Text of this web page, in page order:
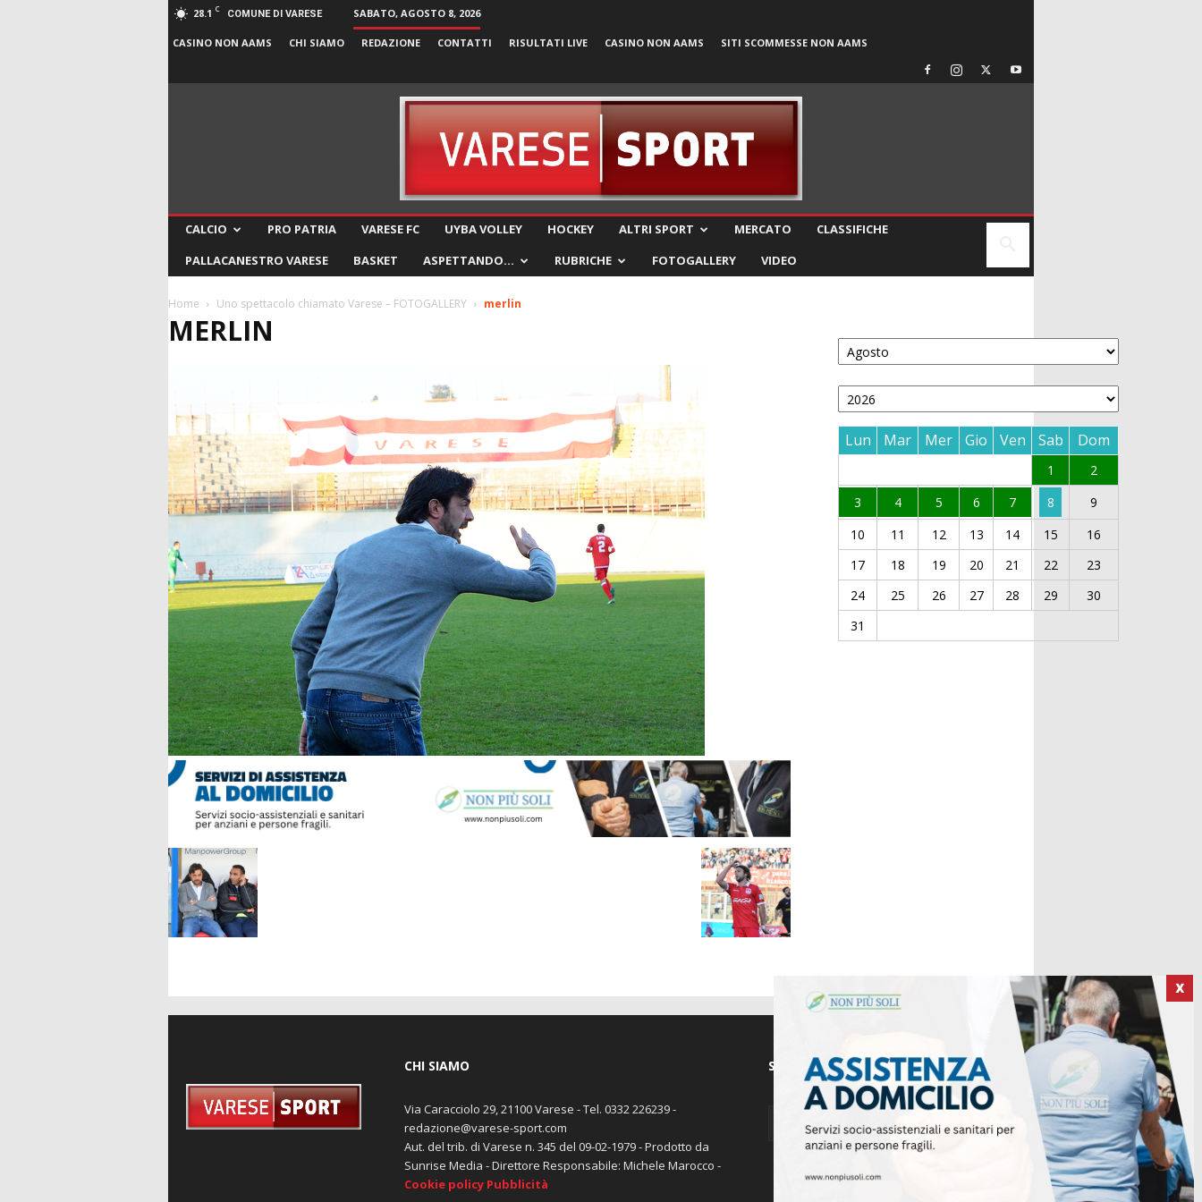
28.1 C COMUNE DI VARESE SABATO, AGOSTO 8, 2026
CASINO NON AAMS CHI SIAMO REDAZIONE CONTATTI RISULTATI LIVE CASINO NON AAMS SITI SCOMMESSE NON AAMS
CALCIO PRO PATRIA VARESE FC UYBA VOLLEY HOCKEY ALTRI SPORT MERCATO
CLASSIFICHE
PALLACANESTRO VARESE
BASKET ASPETTANDO… RUBRICHE FOTOGALLERY VIDEO
Home Uno spettacolo chiamato Varese – FOTOGALLERY merlin
MERLIN
Lun Mar Mer Gio Ven Sab Dom
1
2
3
4 5 6 7 8
9
10
11 12 13 14 15
16
17
18 19 20 21 22
23
24
25 26 27 28 29
30
31
X
CHI SIAMO
Via Caracciolo 29, 21100 Varese - Tel. 0332 226239 -
redazione@varese-sport.com
Aut. del trib. di Varese n. 345 del 09-02-1979 - Prodotto da
Sunrise Media - Direttore Responsabile: Michele Marocco -
Cookie policy Pubblicità
SEGUICI